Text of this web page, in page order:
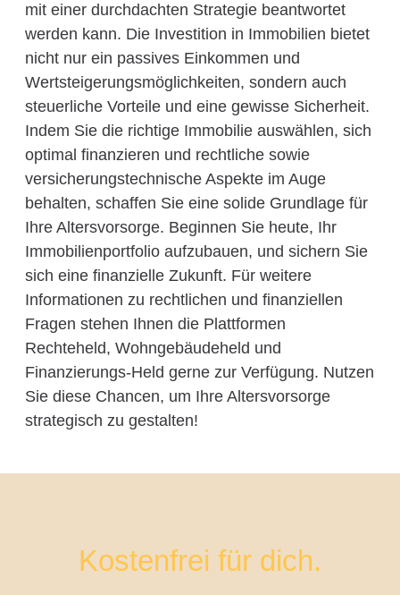
mit einer durchdachten Strategie beantwortet
werden kann. Die Investition in Immobilien bietet
nicht nur ein passives Einkommen und
Wertsteigerungsmöglichkeiten, sondern auch
steuerliche Vorteile und eine gewisse Sicherheit.
Indem Sie die richtige Immobilie auswählen, sich
optimal finanzieren und rechtliche sowie
versicherungstechnische Aspekte im Auge
behalten, schaffen Sie eine solide Grundlage für
Ihre Altersvorsorge. Beginnen Sie heute, Ihr
Immobilienportfolio aufzubauen, und sichern Sie
sich eine finanzielle Zukunft. Für weitere
Informationen zu rechtlichen und finanziellen
Fragen stehen Ihnen die Plattformen
Rechteheld, Wohngebäudeheld und
Finanzierungs-Held gerne zur Verfügung. Nutzen
Sie diese Chancen, um Ihre Altersvorsorge
strategisch zu gestalten!
Kostenfrei für dich.